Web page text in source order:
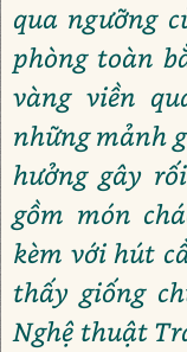
qua ngưỡng
phòng toàn
vàng viền
những mảnh
hưởng gây
gồm món
kèm với hút
thấy giống
Nghệ thuật